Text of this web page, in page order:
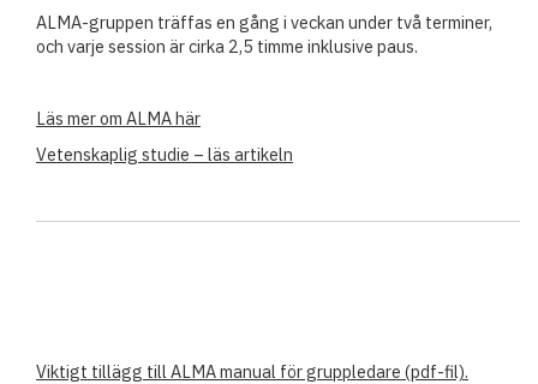
ALMA-gruppen träffas en gång i veckan under två terminer,
och varje session är cirka 2,5 timme inklusive paus.
Läs mer om ALMA här
Vetenskaplig studie – läs artikeln
Viktigt tillägg till ALMA manual för gruppledare (pdf-fil).